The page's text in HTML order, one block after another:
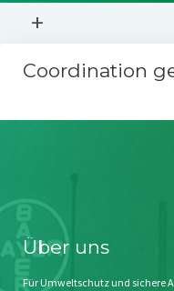
Menü
+
Mitmachen
Kontakt
Impressum
Störfälle
Coordination
Stichwort BAYER
Jahrestagung
Über uns
Für Umweltschutz und sichere